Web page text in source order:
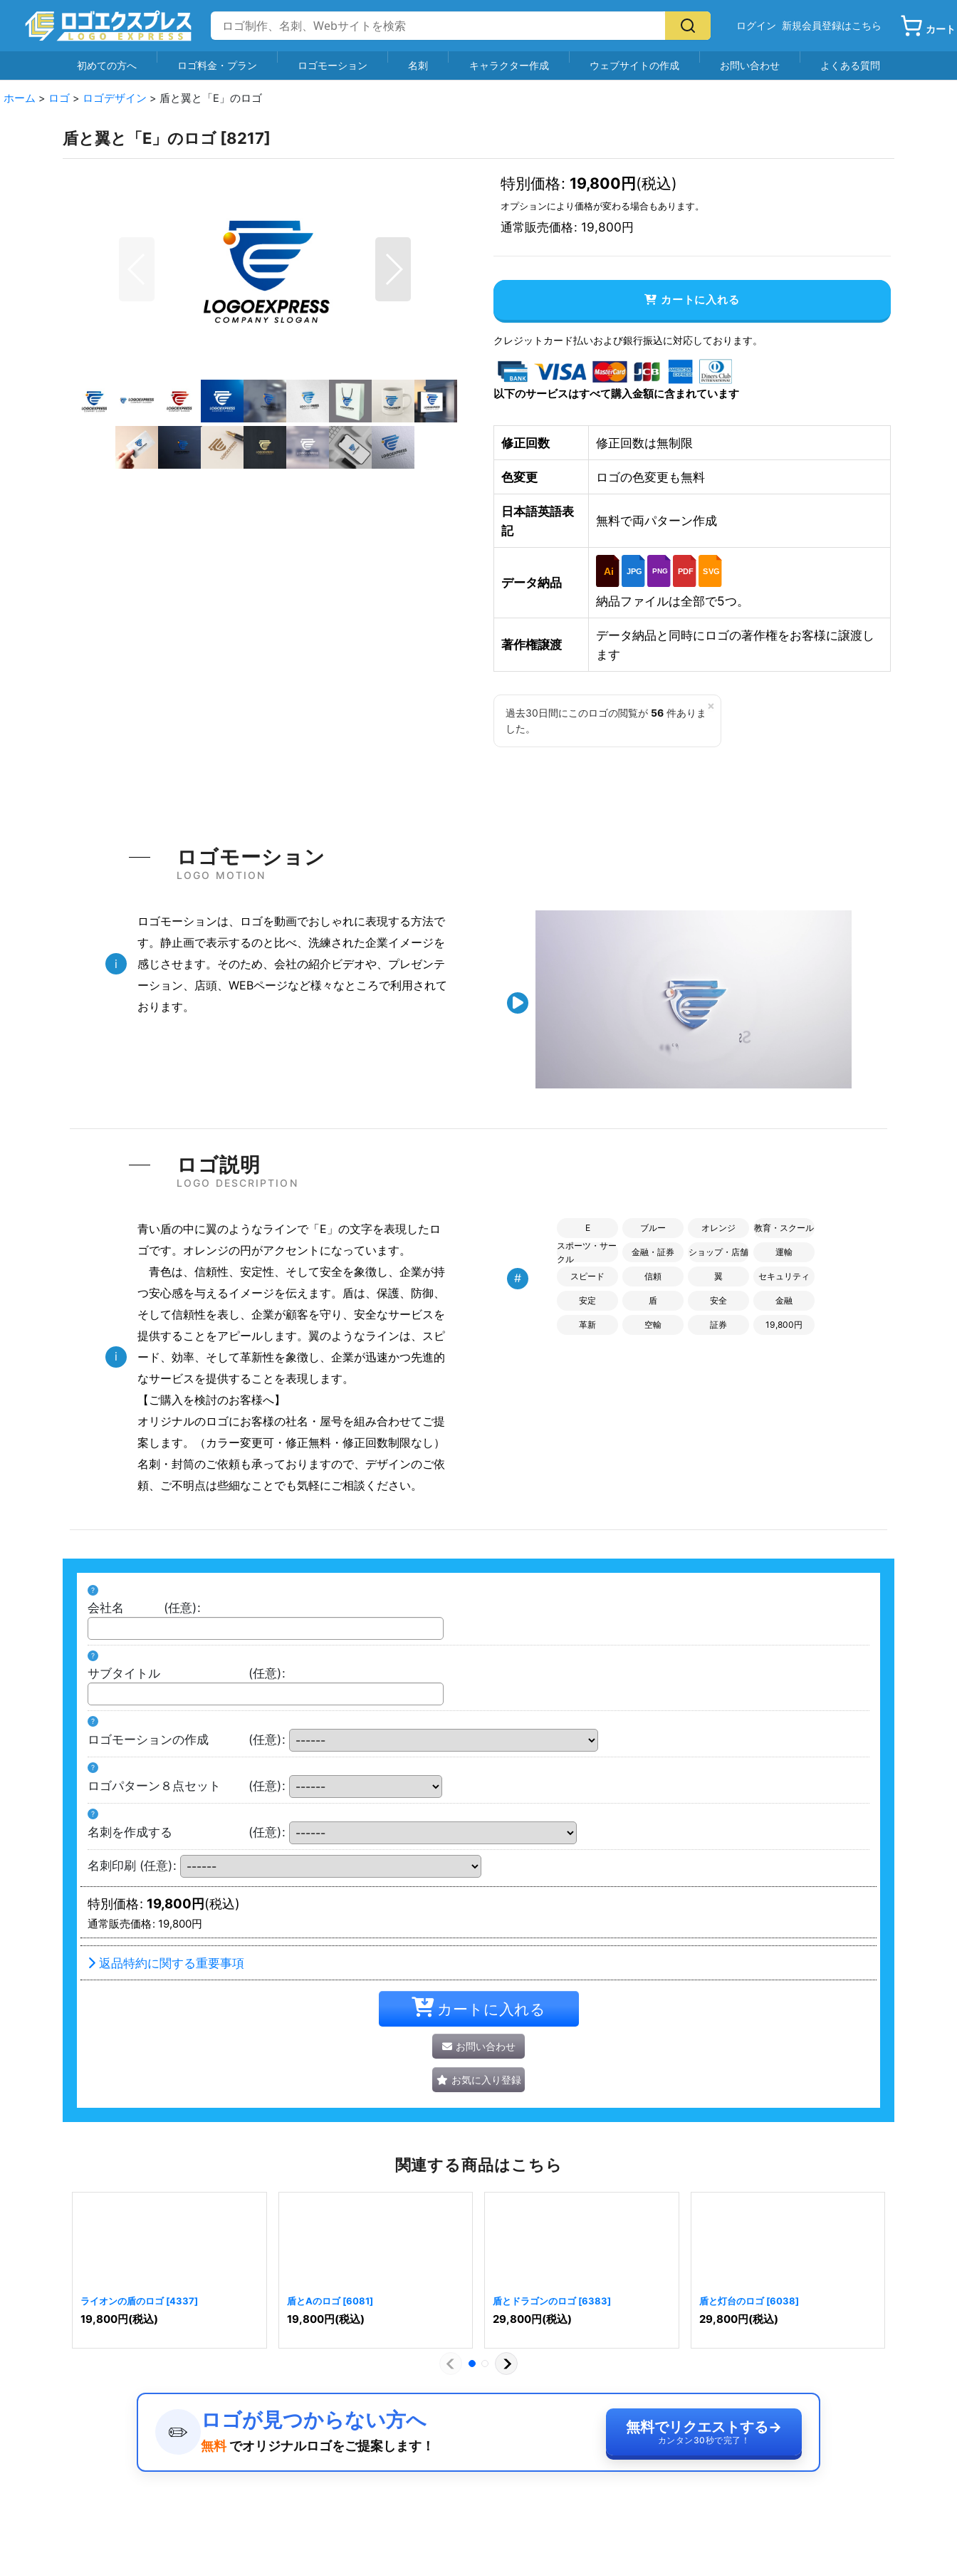
ログイン 新規会員登録はこちら カート
初めての方へ ロゴ料金・プラン ロゴモーション 名刺 キャラクター作成 ウェブサイトの作成 お問い合わせ よくある質問
ホーム > ロゴ > ロゴデザイン > 盾と翼と「E」のロゴ
盾と翼と「E」のロゴ [8217]
特別価格: 19,800円(税込)
オプションにより価格が変わる場合もあります。
通常販売価格: 19,800円
カートに入れる
クレジットカード払いおよび銀行振込に対応しております。
以下のサービスはすべて購入金額に含まれています
修正回数 修正回数は無制限
色変更 ロゴの色変更も無料
日本語英語表
記
無料で両パターン作成
データ納品
Ai JPG PNG PDF SVG
納品ファイルは全部で5つ。
著作権譲渡
データ納品と同時にロゴの著作権をお客様に譲渡し
ます
×
過去30日間にこのロゴの閲覧が 56 件ありま
した。
LOGO MOTION
ロゴモーション
i
ロゴモーションは、ロゴを動画でおしゃれに表現する方法で
す。静止画で表示するのと比べ、洗練された企業イメージを
感じさせます。そのため、会社の紹介ビデオや、プレゼンテ
ーション、店頭、WEBページなど様々なところで利用されて
おります。

LOGO DESCRIPTION
ロゴ説明
i
青い盾の中に翼のようなラインで「E」の文字を表現したロ
ゴです。オレンジの円がアクセントになっています。
青色は、信頼性、安定性、そして安全を象徴し、企業が持
つ安心感を与えるイメージを伝えます。盾は、保護、防御、
そして信頼性を表し、企業が顧客を守り、安全なサービスを
提供することをアピールします。翼のようなラインは、スピ
ード、効率、そして革新性を象徴し、企業が迅速かつ先進的
なサービスを提供することを表現します。
【ご購入を検討のお客様へ】
オリジナルのロゴにお客様の社名・屋号を組み合わせてご提
案します。（カラー変更可・修正無料・修正回数制限なし）
名刺・封筒のご依頼も承っておりますので、デザインのご依
頼、ご不明点は些細なことでも気軽にご相談ください。
#
E ブルー オレンジ
教育・スクール
スポーツ・サー
クル
金融・証券 ショップ・店舗 運輸
スピード 信頼 翼 セキュリティ
安定 盾 安全 金融
革新 空輸 証券 19,800円
?
会社名 (任意):
?
サブタイトル (任意):
?
ロゴモーションの作成 (任意):
?
ロゴパターン８点セット (任意):
?
名刺を作成する (任意):
名刺印刷 (任意):
特別価格: 19,800円(税込)
通常販売価格: 19,800円
返品特約に関する重要事項
カートに入れる
お問い合わせ
お気に入り登録
関連する商品はこちら
ライオンの盾のロゴ [4337]
19,800円(税込)
盾とAのロゴ [6081]
19,800円(税込)
盾とドラゴンのロゴ [6383]
29,800円(税込)
盾と灯台のロゴ [6038]
29,800円(税込)
✏️
ロゴが見つからない方へ
無料 でオリジナルロゴをご提案します！
無料でリクエストする→
カンタン30秒で完了！